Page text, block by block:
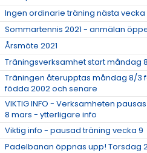
Ingen ordinarie träning nästa vecka
Sommartennis 2021 - anmälan
Årsmöte 2021
Träningsverksamhet start måndag
Träningen återupptas måndag 8/3
födda 2002 och senare
VIKTIG INFO - Verksamheten
8 mars - ytterligare info
Viktig info - pausad träning vecka 9
Padelbanan öppnas upp! Torsdag